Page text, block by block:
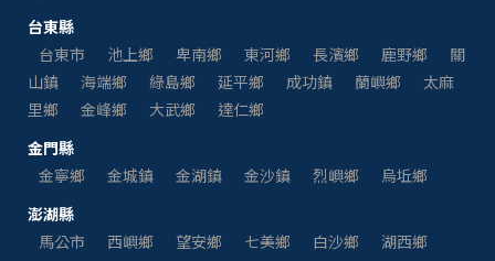
台東縣
台東市
池上鄉 卑南鄉 東河鄉 長濱鄉 鹿野鄉
關
山鎮
海端鄉 綠島鄉 延平鄉 成功鎮 蘭嶼鄉
太麻
里鄉
金峰鄉 大武鄉
達仁鄉
金門縣
金寧鄉
金城鎮 金湖鎮 金沙鎮 烈嶼鄉
烏坵鄉
澎湖縣
馬公市
西嶼鄉 望安鄉 七美鄉 白沙鄉
湖西鄉